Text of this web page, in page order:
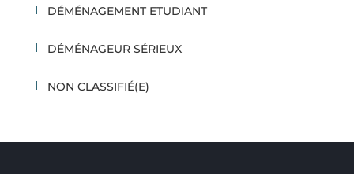
DÉMÉNAGEMENT ETUDIANT
DÉMÉNAGEUR SÉRIEUX
NON CLASSIFIÉ(E)